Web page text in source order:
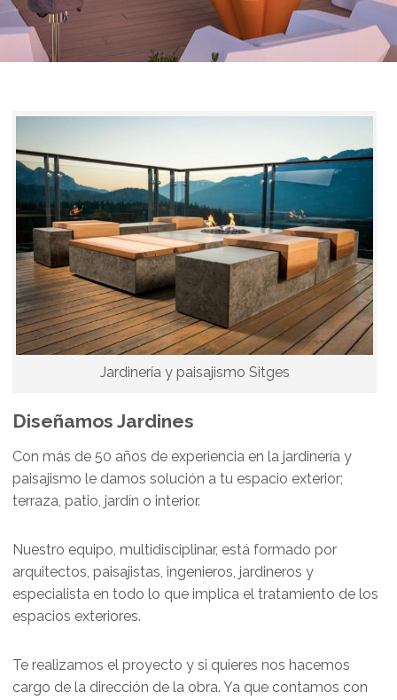
Jardinería y paisajismo Sitges
Diseñamos Jardines
Con más de 50 años de experiencia en la jardinería y
paisajismo le damos solución a tu espacio exterior;
terraza, patio, jardín o interior.
Nuestro equipo, multidisciplinar, está formado por
arquitectos, paisajistas, ingenieros, jardineros y
especialista en todo lo que implica el tratamiento de los
espacios exteriores.
Te realizamos el proyecto y si quieres nos hacemos
cargo de la dirección de la obra. Ya que contamos con